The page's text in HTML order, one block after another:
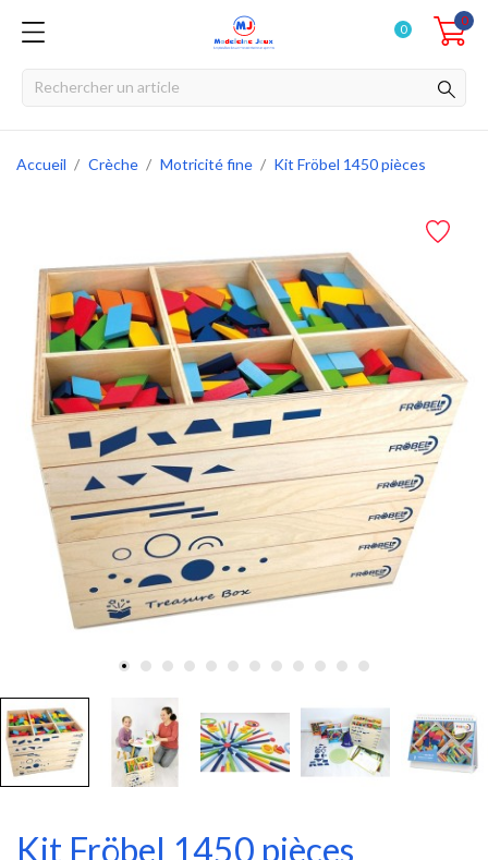
0
0
Accueil Crèche Motricité fine Kit Fröbel 1450 pièces
Kit Fröbel 1450 pièces